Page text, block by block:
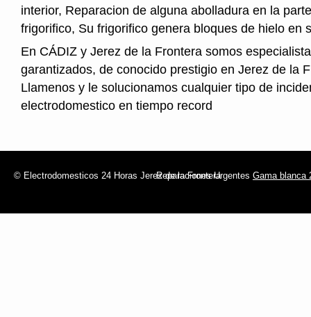
interior, Reparacion de alguna abolladura en la
frigorifico, Su frigorifico genera bloques de hielo en
En CÁDIZ y Jerez de la Frontera somos
garantizados, de conocido prestigio en Jerez de la
Llamenos y le solucionamos cualquier tipo de
electrodomestico en tiempo record
© Electrodomesticos 24 Horas Jerez de la Frontera
Reparaciones Urgentes Gama blanca